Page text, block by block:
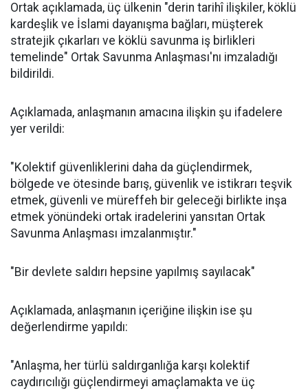
Ortak açıklamada, üç ülkenin "derin tarihî ilişkiler, köklü
kardeşlik ve İslami dayanışma bağları, müşterek
stratejik çıkarları ve köklü savunma iş birlikleri
temelinde" Ortak Savunma Anlaşması'nı imzaladığı
bildirildi.
Açıklamada, anlaşmanın amacına ilişkin şu ifadelere
yer verildi:
"Kolektif güvenliklerini daha da güçlendirmek,
bölgede ve ötesinde barış, güvenlik ve istikrarı teşvik
etmek, güvenli ve müreffeh bir geleceği birlikte inşa
etmek yönündeki ortak iradelerini yansıtan Ortak
Savunma Anlaşması imzalanmıştır."
"Bir devlete saldırı hepsine yapılmış sayılacak"
Açıklamada, anlaşmanın içeriğine ilişkin ise şu
değerlendirme yapıldı:
"Anlaşma, her türlü saldırganlığa karşı kolektif
caydırıcılığı güçlendirmeyi amaçlamakta ve üç